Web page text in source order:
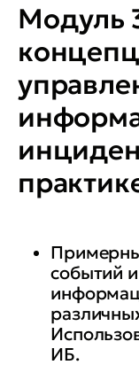
Модуль
событий
ИБ.